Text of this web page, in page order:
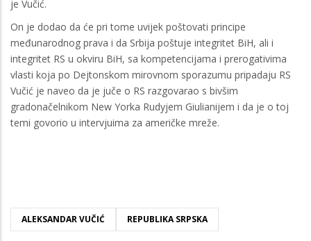
je Vučić.
On je dodao da će pri tome uvijek poštovati principe
međunarodnog prava i da Srbija poštuje integritet BiH, ali i
integritet RS u okviru BiH, sa kompetencijama i prerogativima
vlasti koja po Dejtonskom mirovnom sporazumu pripadaju RS
Vučić je naveo da je juče o RS razgovarao s bivšim
gradonačelnikom New Yorka Rudyjem Giulianijem i da je o toj
temi govorio u intervjuima za američke mreže.
ALEKSANDAR VUČIĆ REPUBLIKA SRPSKA